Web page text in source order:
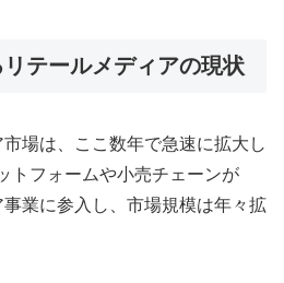
テールメディアの現状
場は、ここ数年で急速に拡大し
トフォームや小売チェーンが
業に参入し、市場規模は年々拡